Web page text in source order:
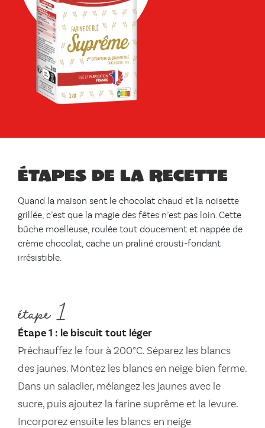
Étapes de la recette
Quand la maison sent le chocolat chaud et la noisette
grillée, c’est que la magie des fêtes n’est pas loin. Cette
bûche moelleuse, roulée tout doucement et nappée de
crème chocolat, cache un praliné crousti-fondant
irrésistible.
étape 1
Étape 1 : le biscuit tout léger
Préchauffez le four à 200°C. Séparez les blancs
des jaunes. Montez les blancs en neige bien ferme.
Dans un saladier, mélangez les jaunes avec le
sucre, puis ajoutez la farine suprême et la levure.
Incorporez ensuite les blancs en neige